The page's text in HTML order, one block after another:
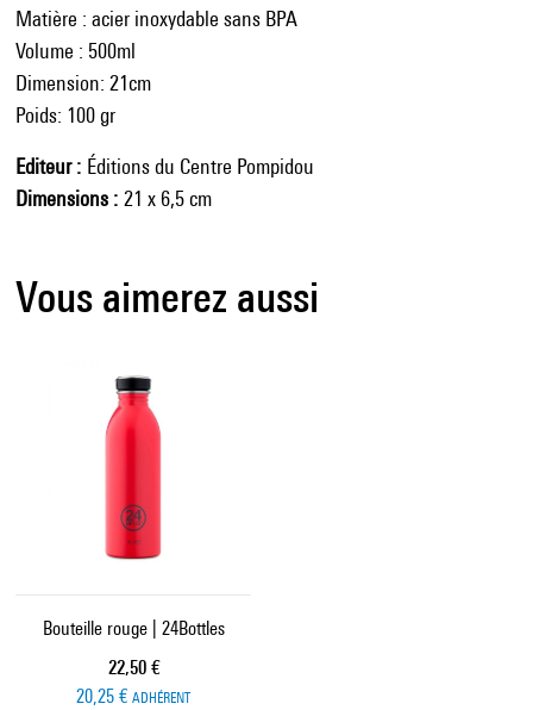
Matière : acier inoxydable sans BPA
Volume : 500ml
Dimension: 21cm
Poids: 100 gr
Editeur
Éditions du Centre Pompidou
Dimensions
21 x 6,5 cm
Vous aimerez aussi
Bouteille rouge | 24Bottles
Prix ​​actuel
22,50 €
20,25 € ADHÉRENT